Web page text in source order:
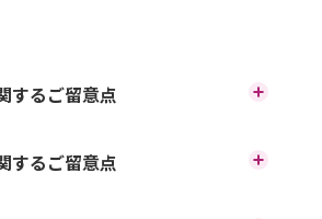
するご留意点
の生命保険募集人に、また、変額保険
するご留意点